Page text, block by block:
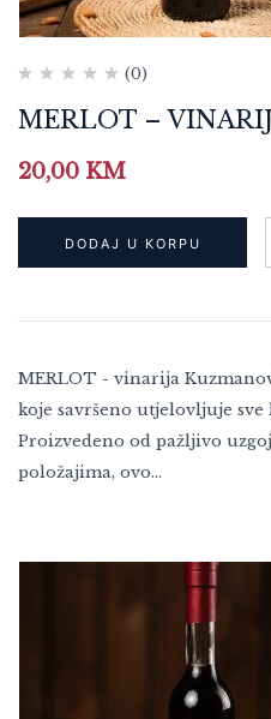
(0)
MERLOT –
20,00 KM
DODAJ U KORPU
MERLOT - vinarija
koje savršeno utjelovljuje sve
Proizvedeno od pažljivo
položajima, ovo…